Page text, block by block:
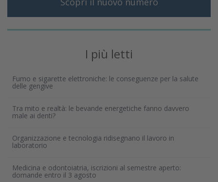
I più letti
Fumo e sigarette elettroniche: le conseguenze per la salute
delle gengive
Tra mito e realtà: le bevande energetiche fanno davvero
male ai denti?
Organizzazione e tecnologia ridisegnano il lavoro in
laboratorio
Medicina e odontoiatria, iscrizioni al semestre aperto:
domande entro il 3 agosto